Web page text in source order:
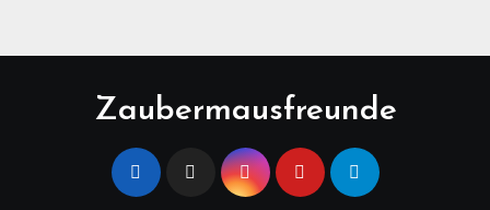
Zaubermausfreunde